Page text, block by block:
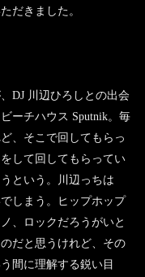
だきました。
DJ 川辺ひろしとの出会
ーチハウス Sputnik。毎
、そこで回してもらっ
して回してもらってい
という。川辺っちは
しまう。ヒップホップ
、ロックだろうがいと
だと思うけれど、その
間に理解する鋭い目